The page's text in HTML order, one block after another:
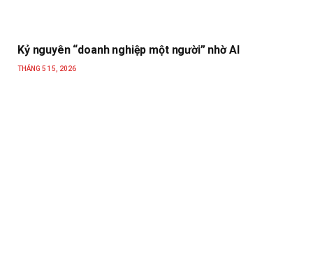
Kỷ nguyên “doanh nghiệp một người” nhờ AI
THÁNG 5 15, 2026